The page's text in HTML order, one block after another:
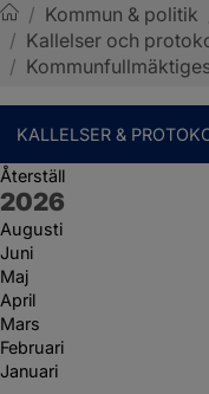
Sotenäs kommun
/ Kommun & politik
/ Kallelser och
/
KALLELSER &
Återställ
År:
2026
Augusti
Juni
Maj
April
Mars
Februari
Januari